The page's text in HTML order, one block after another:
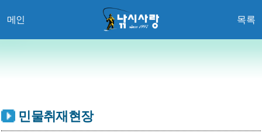
메인 목록
민물취재현장